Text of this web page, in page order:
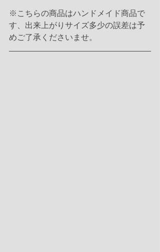
※こちらの商品はハンドメイド商品で
す、出来上がりサイズ多少の誤差は予
めご了承くださいませ。